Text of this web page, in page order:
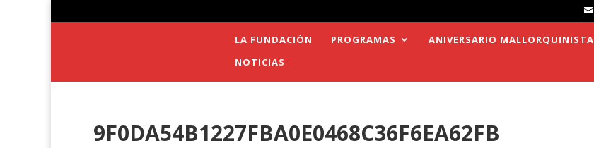
LA FUNDACIÓN PROGRAMAS ANIVERSARIO MALLORQUINISTA
NOTICIAS
9F0DA54B1227FBA0E0468C36F6EA62FB